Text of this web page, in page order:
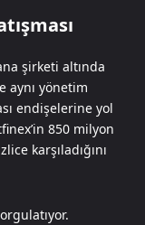
şirketi altında
aynı yönetim
endişelerine yol
850 milyon
karşıladığını